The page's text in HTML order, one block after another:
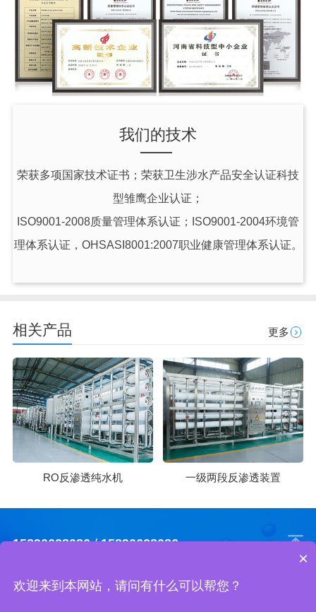
我们的技术
荣获多项国家技术证书 ；荣获卫生涉水产品安全认证科技
型雏鹰企业认证；
ISO9001-2008质量管理体系认证；ISO9001-2004环境管
理体系认证，OHSASI8001:2007职业健康管理体系认证。
相关产品 更多
RO反渗透纯水机 一级两段反渗透装置
15890628086/15890628086
河南万达环保工程有限公司 版权所有
×
欢迎来到本网站，请问有什么可以帮您？